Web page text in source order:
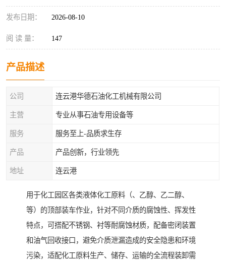
发布日期： 2026-08-10
阅 读 量： 147
产品描述
公司 连云港华德石油化工机械有限公司
主营 专业从事石油专用设备等
服务 服务至上-品质求生存
产品 产品创新，行业领先
地址 连云港
用于化工园区各类液体化工原料（、乙醇、乙二醇、
等）的顶部装车作业，针对不同介质的腐蚀性、挥发性
特点，可搭配不锈钢、衬等耐腐蚀材质，配备密闭装置
和油气回收接口，避免介质泄漏造成的安全隐患和环境
污染，适配化工原料生产、储存、运输的全流程装卸需